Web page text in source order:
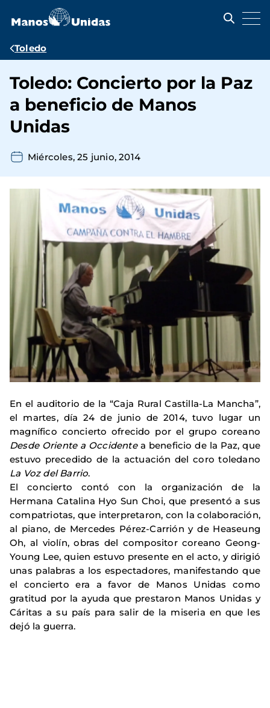
contenido
Ruta
navegación
Toledo
Toledo: Concierto por la Paz
a beneficio de Manos
Unidas
Miércoles, 25 junio, 2014
En el auditorio de la “Caja Rural Castilla-La Mancha”,
el martes, día 24 de junio de 2014, tuvo lugar un
magnífico concierto ofrecido por el grupo coreano
Desde Oriente a Occidente a beneficio de la Paz, que
estuvo precedido de la actuación del coro toledano
La Voz del Barrio.
El concierto contó con la organización de la
Hermana Catalina Hyo Sun Choi, que presentó a sus
compatriotas, que interpretaron, con la colaboración,
al piano, de Mercedes Pérez-Carrión y de Heaseung
Oh, al violín, obras del compositor coreano Geong-
Young Lee, quien estuvo presente en el acto, y dirigió
unas palabras a los espectadores, manifestando que
el concierto era a favor de Manos Unidas como
gratitud por la ayuda que prestaron Manos Unidas y
Cáritas a su país para salir de la miseria en que les
dejó la guerra.